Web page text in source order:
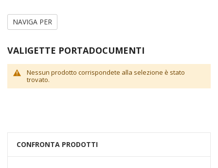
VALIGETTE PORTADOCUMENTI
Nessun prodotto corrispondete alla selezione è stato
trovato.
NAVIGA PER
CONFRONTA PRODOTTI